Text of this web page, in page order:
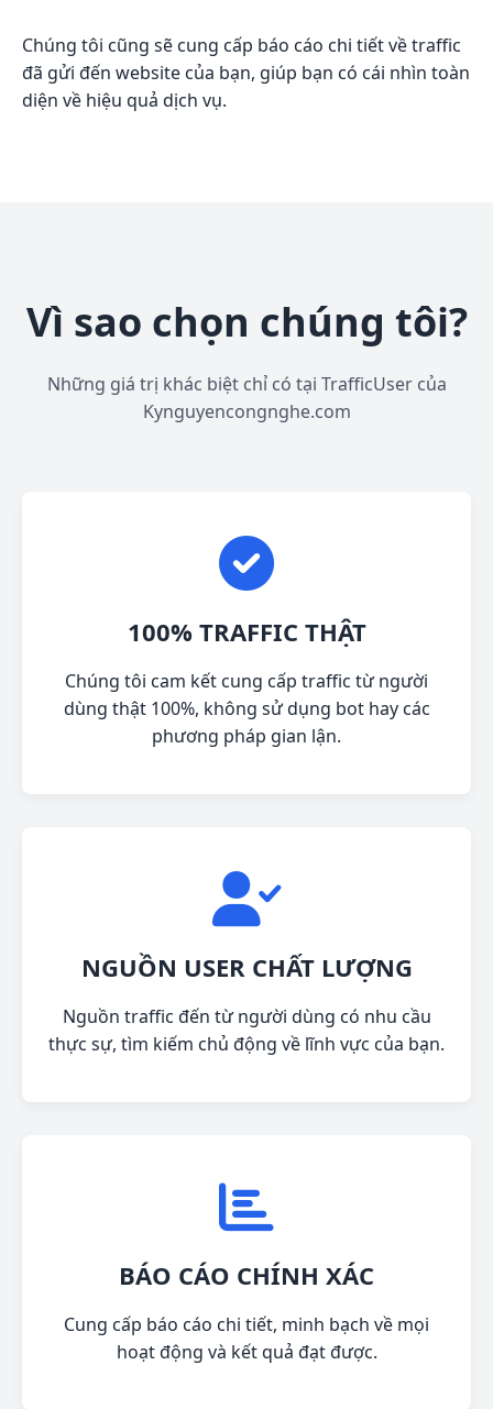
Chúng tôi cũng sẽ cung cấp báo cáo chi tiết về traffic
đã gửi đến website của bạn, giúp bạn có cái nhìn toàn
diện về hiệu quả dịch vụ.
Vì sao chọn chúng tôi?
Những giá trị khác biệt chỉ có tại TrafficUser của
Kynguyencongnghe.com
100% TRAFFIC THẬT
Chúng tôi cam kết cung cấp traffic từ người
dùng thật 100%, không sử dụng bot hay các
phương pháp gian lận.
NGUỒN USER CHẤT LƯỢNG
Nguồn traffic đến từ người dùng có nhu cầu
thực sự, tìm kiếm chủ động về lĩnh vực của bạn.
BÁO CÁO CHÍNH XÁC
Cung cấp báo cáo chi tiết, minh bạch về mọi
hoạt động và kết quả đạt được.